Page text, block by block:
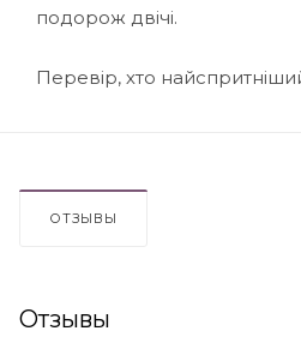
подорож двічі.
Перевір, хто
ОТЗЫВЫ
Отзывы